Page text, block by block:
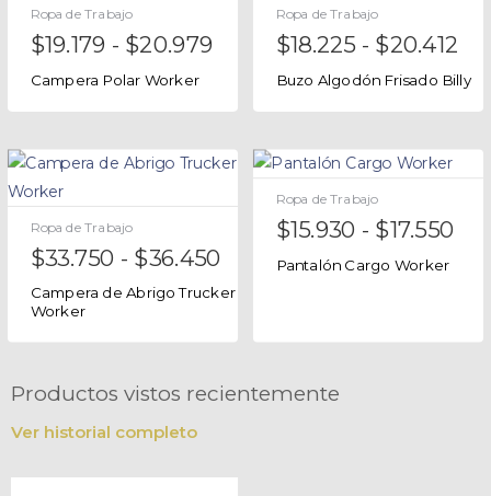
Ropa de Trabajo
$19.179 - $20.979
Campera Polar Worker
Ropa de Trabajo
$18.225 - $20.412
Buzo Algodón Frisado Billy
Ropa de Trabajo
$33.750 - $36.450
Campera de Abrigo Trucker
Worker
Ropa de Trabajo
$15.930 - $17.550
Pantalón Cargo Worker
Productos vistos recientemente
Ver historial completo